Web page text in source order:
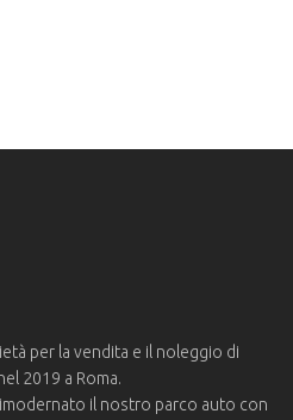
per la vendita e il noleggio di
2019 a Roma.
il nostro parco auto con